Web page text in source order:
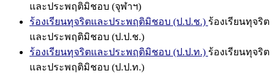
และประพฤติมิชอบ (จุฬาฯ)
ร้องเรียนทุจริตและประพฤติมิชอบ (ป.ป.ช.) ร้องเรียนทุจริต
และประพฤติมิชอบ (ป.ป.ช.)
ร้องเรียนทุจริตและประพฤติมิชอบ (ป.ป.ท.) ร้องเรียนทุจริต
และประพฤติมิชอบ (ป.ป.ท.)